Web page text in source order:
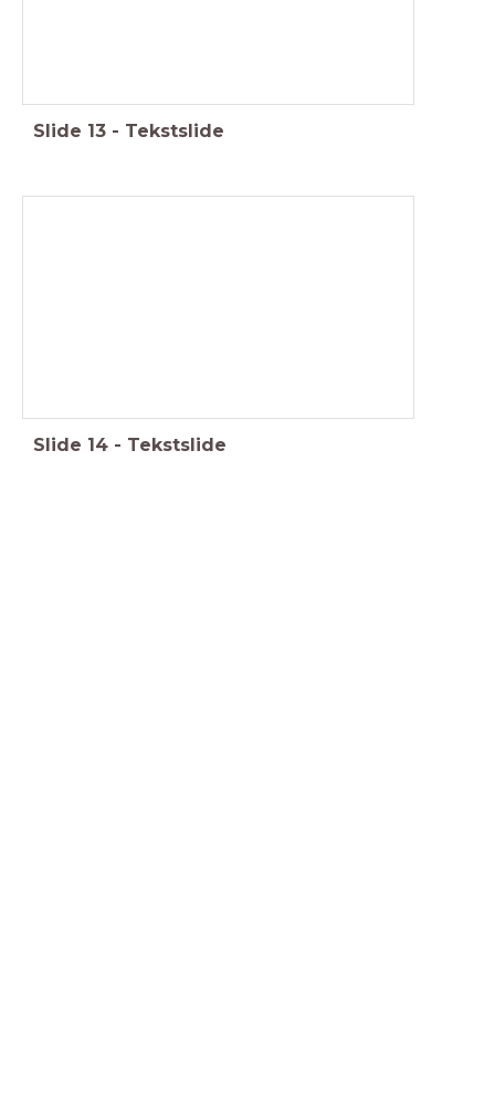
Slide 13 - Tekstslide
Slide 14 - Tekstslide